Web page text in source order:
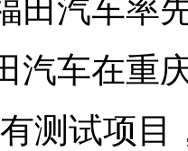
田汽车率
汽车在重
测试项